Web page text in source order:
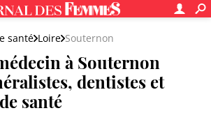
santé Loire Souternon
à Souternon
dentistes et
santé